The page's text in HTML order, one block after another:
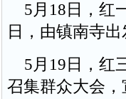
5月18日，红
日，由镇南寺
5月19日，红
召集群众大会